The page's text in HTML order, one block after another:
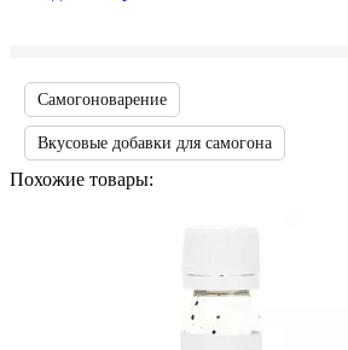
Самогоноварение
Вкусовые добавки для самогона
Похожие товары: